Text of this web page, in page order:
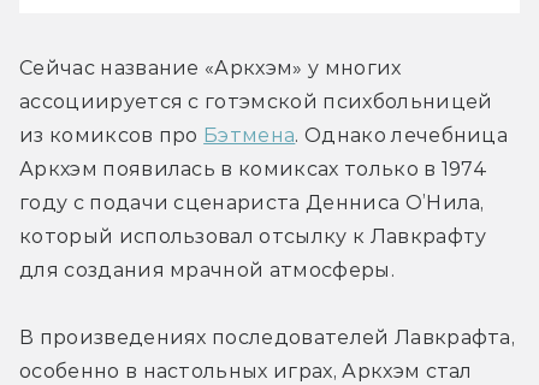
Сейчас название «Аркхэм» у многих
ассоциируется с готэмской психбольницей
из комиксов про Бэтмена. Однако лечебница
Аркхэм появилась в комиксах только в 1974
году с подачи cценариста Денниса О’Нила,
который использовал отсылку к Лавкрафту
для создания мрачной атмосферы.
В произведениях последователей Лавкрафта,
особенно в настольных играх, Аркхэм стал